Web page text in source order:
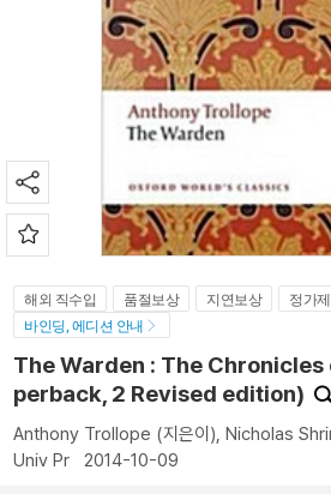
해외 직수입 품절보상 지연보상 정가제
바인딩, 에디션 안내
The Warden : The
perback, 2 Revised edition)
Anthony Trollope (지은이), Nicholas
Univ Pr 2014-10-09